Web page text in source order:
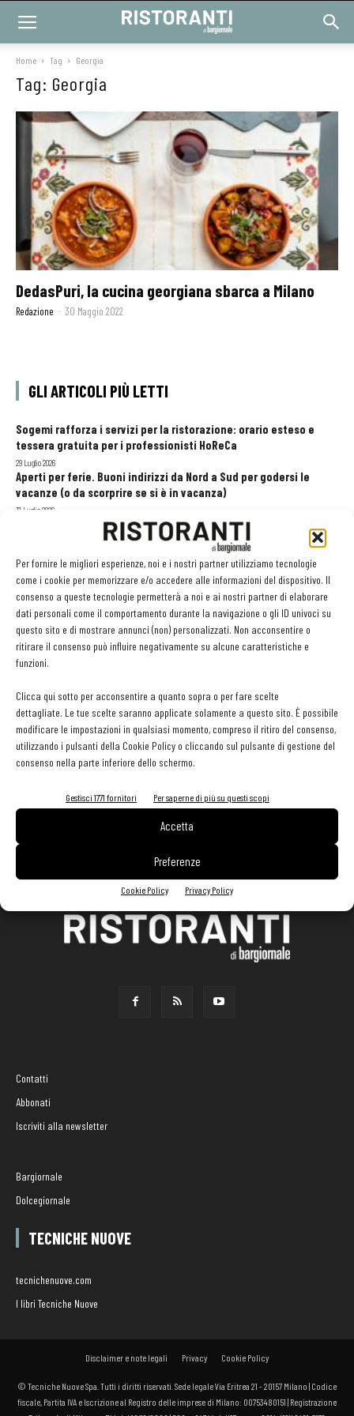
Per fornire le migliori esperienze, noi e i nostri partner utilizziamo tecnologie
come i cookie per memorizzare e/o accedere alle informazioni del dispositivo. Il
consenso a queste tecnologie permetterà a noi e ai nostri partner di elaborare
dati personali come il comportamento durante la navigazione o gli ID univoci su
questo sito e di mostrare annunci (non) personalizzati. Non acconsentire o
ritirare il consenso può influire negativamente su alcune caratteristiche e
funzioni.
Clicca qui sotto per acconsentire a quanto sopra o per fare scelte
dettagliate. Le tue scelte saranno applicate solamente a questo sito. È possibile
modificare le impostazioni in qualsiasi momento, compreso il ritiro del consenso,
utilizzando i pulsanti della Cookie Policy o cliccando sul pulsante di gestione del
consenso nella parte inferiore dello schermo.
Gestisci 1771 fornitori Per saperne di più su questi scopi
Accetta
Preferenze
Cookie Policy Privacy Policy
Home Tag Georgia
Tag: Georgia
DedasPuri, la cucina georgiana sbarca a Milano
Redazione - 30 Maggio 2022
GLI ARTICOLI PIÙ LETTI
Sogemi rafforza i servizi per la ristorazione: orario esteso e
tessera gratuita per i professionisti HoReCa
29 Luglio 2026
Aperti per ferie. Buoni indirizzi da Nord a Sud per godersi le
vacanze (o da scorprire se si è in vacanza)
31 Luglio 2026
Recensioni online, Fipe e le associazioni del turismo chiedono
modifiche alle Linee Guida dell’Antitrust
20 Luglio 2026
EDICOLA WEB
Contatti
Abbonati
Iscriviti alla newsletter
Bargiornale
Dolcegiornale
TECNICHE NUOVE
tecnichenuove.com
I libri Tecniche Nuove
Disclaimer e note legali Privacy Cookie Policy
© Tecniche Nuove Spa. Tutti i diritti riservati. Sede legale Via Eritrea 21 - 20157 Milano | Codice
fiscale, Partita IVA e Iscrizione al Registro delle imprese di Milano: 00753480151 | Registrazione